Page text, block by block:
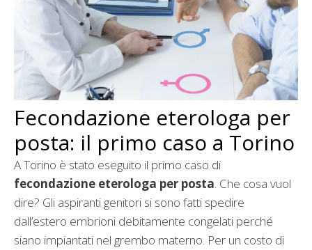
Fecondazione eterologa per
posta: il primo caso a Torino
A Torino è stato eseguito il primo caso di
fecondazione eterologa per posta. Che cosa vuol
dire? Gli aspiranti genitori si sono fatti spedire
dall’estero embrioni debitamente congelati perché
siano impiantati nel grembo materno. Per un costo di